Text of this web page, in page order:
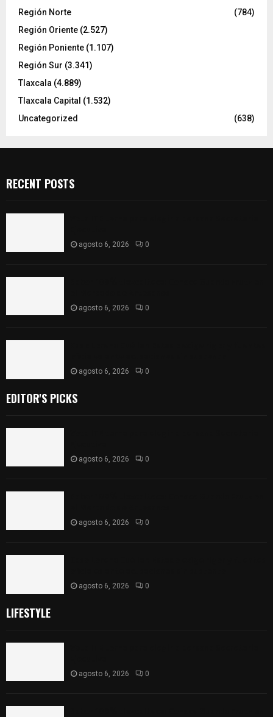
Región Norte
(784)
Región Oriente (2.527)
Región Poniente (1.107)
Región Sur (3.341)
Tlaxcala (4.889)
Tlaxcala Capital (1.532)
Uncategorized
(638)
RECENT POSTS
agosto 6, 2026 0
agosto 6, 2026 0
agosto 6, 2026 0
EDITOR'S PICKS
agosto 6, 2026 0
agosto 6, 2026 0
agosto 6, 2026 0
LIFESTYLE
agosto 6, 2026 0